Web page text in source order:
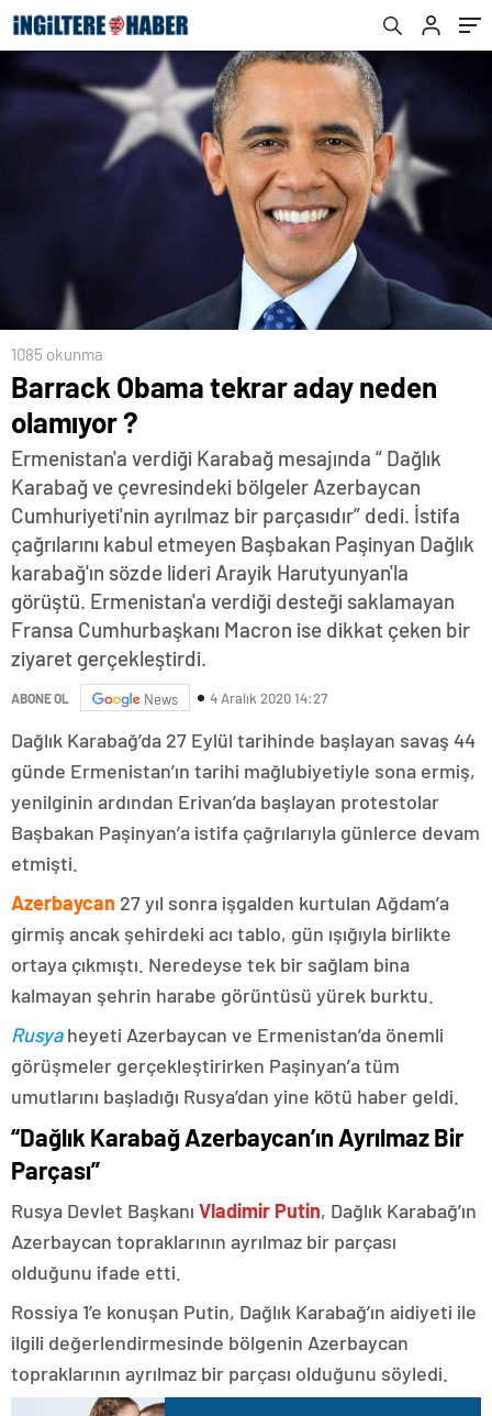
1085 okunma
Barrack Obama tekrar aday neden
olamıyor ?
Ermenistan'a verdiği Karabağ mesajında “ Dağlık
Karabağ ve çevresindeki bölgeler Azerbaycan
Cumhuriyeti'nin ayrılmaz bir parçasıdır” dedi. İstifa
çağrılarını kabul etmeyen Başbakan Paşinyan Dağlık
karabağ'ın sözde lideri Arayik Harutyunyan'la
görüştü. Ermenistan'a verdiği desteği saklamayan
Fransa Cumhurbaşkanı Macron ise dikkat çeken bir
ziyaret gerçekleştirdi.
ABONE OL News 4 Aralık 2020 14:27
Dağlık Karabağ’da 27 Eylül tarihinde başlayan savaş 44
günde Ermenistan’ın tarihi mağlubiyetiyle sona ermiş,
yenilginin ardından Erivan’da başlayan protestolar
Başbakan Paşinyan’a istifa çağrılarıyla günlerce devam
etmişti.
Azerbaycan 27 yıl sonra işgalden kurtulan Ağdam’a
girmiş ancak şehirdeki acı tablo, gün ışığıyla birlikte
ortaya çıkmıştı. Neredeyse tek bir sağlam bina
kalmayan şehrin harabe görüntüsü yürek burktu.
Rusyaheyeti Azerbaycan ve Ermenistan’da önemli
görüşmeler gerçekleştirirken Paşinyan’a tüm
umutlarını başladığı Rusya’dan yine kötü haber geldi.
“Dağlık Karabağ Azerbaycan’ın Ayrılmaz Bir
Parçası”
Rusya Devlet Başkanı Vladimir Putin, Dağlık Karabağ’ın
Azerbaycan topraklarının ayrılmaz bir parçası
olduğunu ifade etti.
Rossiya 1’e konuşan Putin, Dağlık Karabağ’ın aidiyeti ile
ilgili değerlendirmesinde bölgenin Azerbaycan
topraklarının ayrılmaz bir parçası olduğunu söyledi.